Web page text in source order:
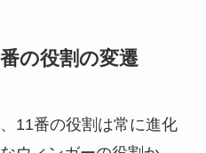
の役割の変遷
11番の役割は常に進化